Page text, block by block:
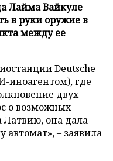
Лайма Вайкуле
в руки оружие в
между ее
Deutsche
иноагентом), где
двух
о возможных
Латвию, она дала
автомат», – заявила